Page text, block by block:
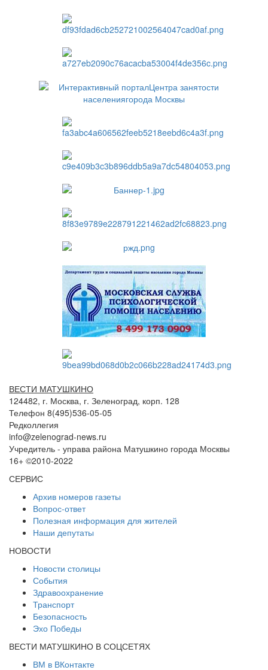
ВЕСТИ МАТУШКИНО
124482, г. Москва, г. Зеленоград, корп. 128
Телефон 8(495)536-05-05
Редколлегия
info@zelenograd-news.ru
Учредитель - управа района Матушкино города Москвы
16+ ©2010-2022
СЕРВИС
Архив номеров газеты
Вопрос-ответ
Полезная информация для жителей
Наши депутаты
НОВОСТИ
Новости столицы
События
Здравоохранение
Транспорт
Безопасность
Эхо Победы
ВЕСТИ МАТУШКИНО В СОЦСЕТЯХ
ВМ в ВКонтакте